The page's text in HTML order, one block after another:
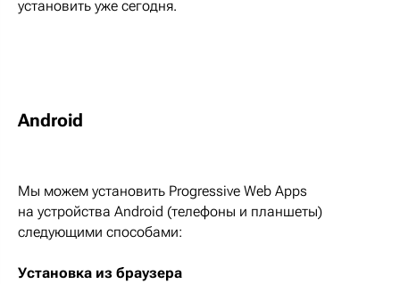
установить уже сегодня.
Android
Мы можем установить Progressive Web Apps
на устройства Android (телефоны и планшеты)
следующими способами:
Установка из браузера